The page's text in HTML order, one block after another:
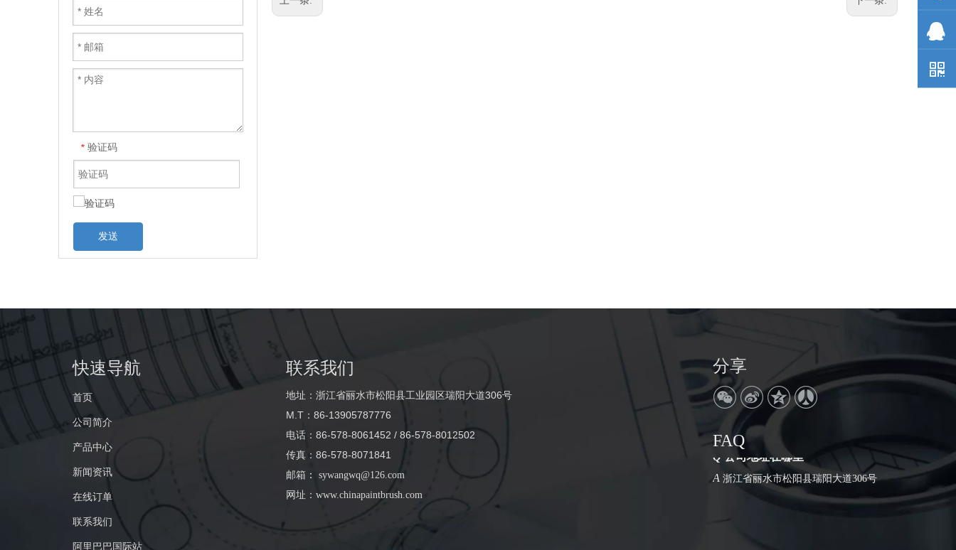
* 验证码
发送
快速导航
首页
公司简介
产品中心
新闻资讯
在线订单
联系我们
阿里巴巴国际站
联系我们
地址：浙江省丽水市松阳县工业园区瑞阳大道306号
M.T：86-13905787776
电话：86-578-8061452 / 86-578-8012502
传真：86-578-8071841
邮箱 ： sywangwq@126.com
网址： www.chinapaintbrush.com
分享
FAQ
公司地址在哪里
A 浙江省丽水市松阳县瑞阳大道306号